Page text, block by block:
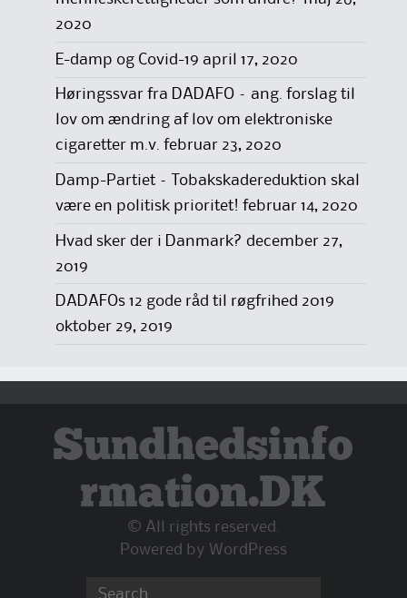
2020
E-damp og Covid-19 april 17, 2020
Høringssvar fra DADAFO – ang. forslag til
lov om ændring af lov om elektroniske
cigaretter m.v. februar 23, 2020
Damp-Partiet – Tobakskadereduktion skal
være en politisk prioritet! februar 14, 2020
Hvad sker der i Danmark? december 27,
2019
DADAFOs 12 gode råd til røgfrihed 2019
oktober 29, 2019
Sundhedsinfo
rmation.DK
© All rights reserved.
Powered by WordPress
Search